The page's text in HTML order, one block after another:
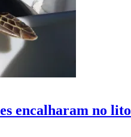
encalharam no